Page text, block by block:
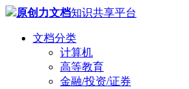
原创力文档知识共享平台
文档分类
计算机
高等教育
金融/投资/证券